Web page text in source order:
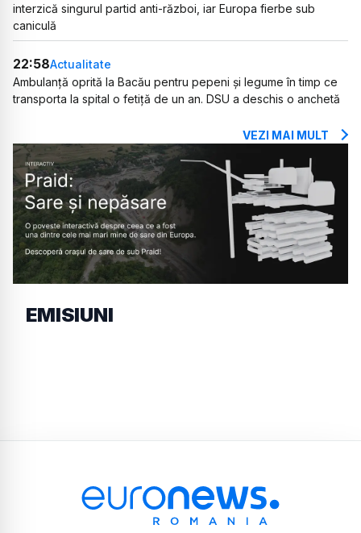
interzică singurul partid anti-război, iar Europa fierbe sub
caniculă
22:58Actualitate
Ambulanță oprită la Bacău pentru pepeni și legume în timp ce
transporta la spital o fetiță de un an. DSU a deschis o anchetă
VEZI MAI MULT
EMISIUNI